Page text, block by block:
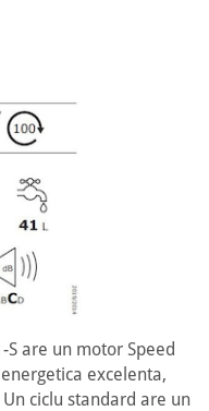
S are un motor Speed
excelenta,
ciclu standard are un